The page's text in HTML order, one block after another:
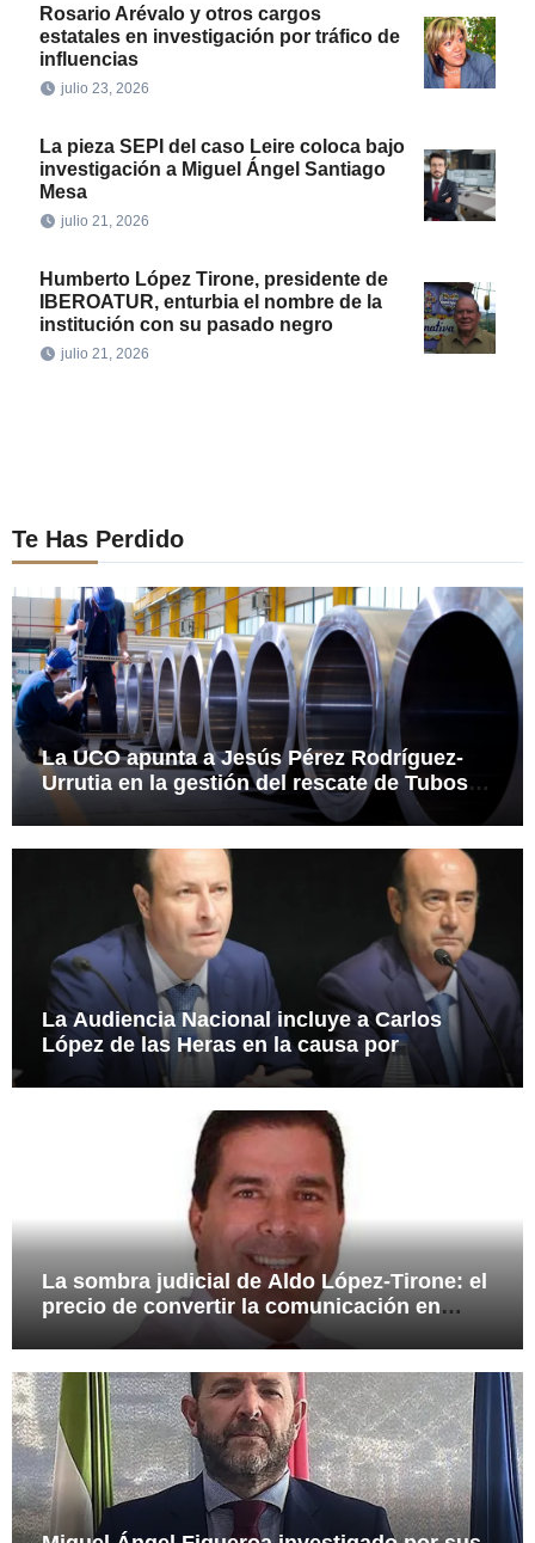
Rosario Arévalo y otros cargos
estatales en investigación por tráfico de
influencias
julio 23, 2026
La pieza SEPI del caso Leire coloca bajo
investigación a Miguel Ángel Santiago
Mesa
julio 21, 2026
Humberto López Tirone, presidente de
IBEROATUR, enturbia el nombre de la
institución con su pasado negro
julio 21, 2026
Te Has Perdido
La UCO apunta a Jesús Pérez Rodríguez-
Urrutia en la gestión del rescate de Tubos
Reunidos
La Audiencia Nacional incluye a Carlos
López de las Heras en la causa por
presuntas irregularidades en el rescate de
112,8 millones a Tubos Reunidos
La sombra judicial de Aldo López-Tirone: el
precio de convertir la comunicación en